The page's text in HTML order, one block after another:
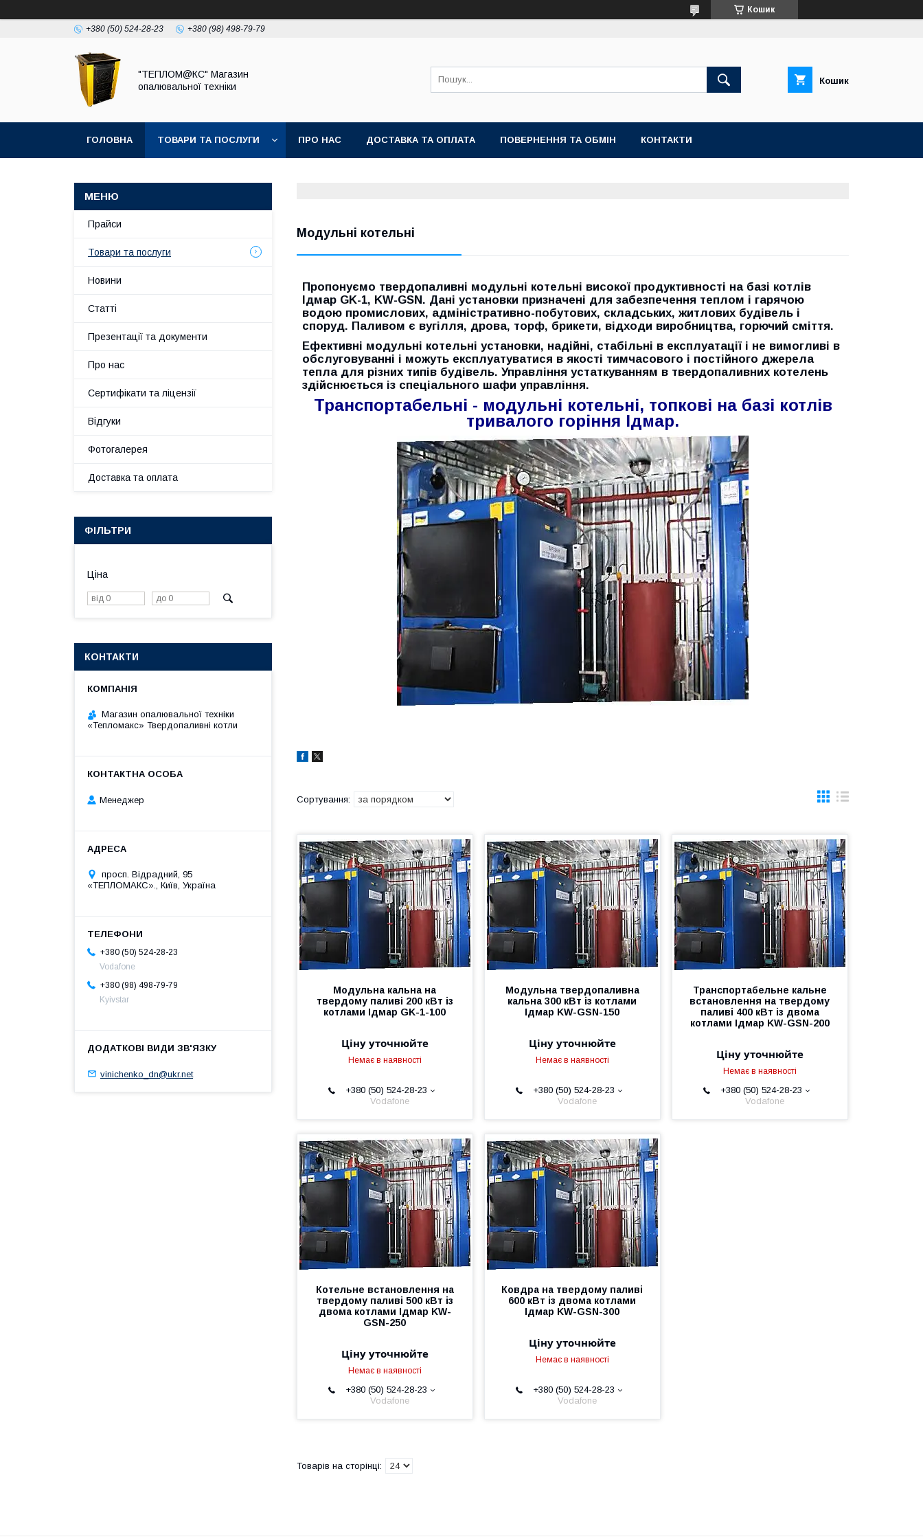
Кошик
+380 (50) 524-28-23 +380 (98) 498-79-79
"ТЕПЛОМ@КС" Магазин
опалювальної техніки
Кошик
ГОЛОВНА ТОВАРИ ТА ПОСЛУГИ ПРО НАС ДОСТАВКА ТА ОПЛАТА ПОВЕРНЕННЯ ТА ОБМІН КОНТАКТИ
Модульні котельні
Пропонуємо твердопаливні модульні котельні високої продуктивності на базі котлів
Ідмар GK-1, KW-GSN. Дані установки призначені для забезпечення теплом і гарячою
водою промислових, адміністративно-побутових, складських, житлових будівель і
споруд. Паливом є вугілля, дрова, торф, брикети, відходи виробництва, горючий сміття.
Ефективні модульні котельні установки, надійні, стабільні в експлуатації і не вимогливі в
обслуговуванні і можуть експлуатуватися в якості тимчасового і постійного джерела
тепла для різних типів будівель. Управління устаткуванням в твердопаливних котелень
здійснюється із спеціального шафи управління.
Транспортабельні - модульні котельні, топкові на базі котлів
тривалого горіння Ідмар.
Модульна кальна на
твердому паливі 200 кВт із
котлами Ідмар GK-1-100
Ціну уточнюйте
Немає в наявності
+380 (50) 524-28-23
Vodafone
Модульна твердопаливна
кальна 300 кВт із котлами
Ідмар KW-GSN-150
Ціну уточнюйте
Немає в наявності
+380 (50) 524-28-23
Vodafone
Транспортабельне кальне
встановлення на твердому
паливі 400 кВт із двома
котлами Ідмар KW-GSN-200
Ціну уточнюйте
Немає в наявності
+380 (50) 524-28-23
Vodafone
Котельне встановлення на
твердому паливі 500 кВт із
двома котлами Ідмар KW-
GSN-250
Ціну уточнюйте
Немає в наявності
+380 (50) 524-28-23
Vodafone
Ковдра на твердому паливі
600 кВт із двома котлами
Ідмар KW-GSN-300
Ціну уточнюйте
Немає в наявності
+380 (50) 524-28-23
Vodafone
Прайси
Товари та послуги
Новини
Статті
Презентації та документи
Про нас
Сертифікати та ліцензії
Відгуки
Фотогалерея
Доставка та оплата
ФІЛЬТРИ
Ціна
КОНТАКТИ
Магазин опалювальної техніки
«Тепломакс» Твердопаливні котли
Менеджер
просп. Відрадний, 95
«ТЕПЛОМАКС»., Київ, Україна
+380 (50) 524-28-23
Vodafone
+380 (98) 498-79-79
Kyivstar
vinichenko_dn@ukr.net